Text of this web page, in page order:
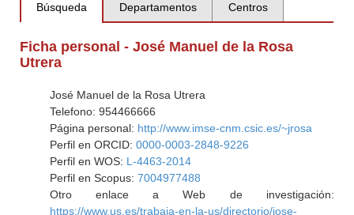
Búsqueda Departamentos Centros
Ficha personal - José Manuel de la Rosa
Utrera
José Manuel de la Rosa Utrera
Telefono: 954466666
Página personal: http://www.imse-cnm.csic.es/~jrosa
Perfil en ORCID: 0000-0003-2848-9226
Perfil en WOS: L-4463-2014
Perfil en Scopus: 7004977488
Otro enlace a Web de investigación:
https://www.us.es/trabaja-en-la-us/directorio/jose-